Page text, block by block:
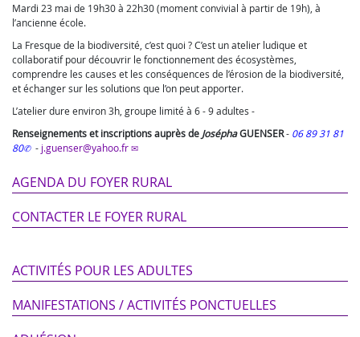
Mardi 23 mai de 19h30 à 22h30 (moment convivial à partir de 19h), à
l’ancienne école.
La Fresque de la biodiversité, c’est quoi ? C’est un atelier ludique et
collaboratif pour découvrir le fonctionnement des écosystèmes,
comprendre les causes et les conséquences de l’érosion de la biodiversité,
et échanger sur les solutions que l’on peut apporter.
L’atelier dure environ 3h, groupe limité à 6 - 9 adultes -
Renseignements et inscriptions auprès de JoséphaGUENSER- 06 89 31 81
80
- j.guenser@yahoo.fr
AGENDA DU FOYER RURAL
CONTACTER LE FOYER RURAL
ACTIVITÉS POUR LES ADULTES
MANIFESTATIONS / ACTIVITÉS PONCTUELLES